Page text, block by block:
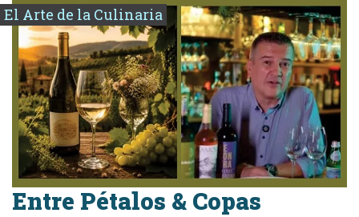
El Arte de la Culinaria
Entre Pétalos & Copas